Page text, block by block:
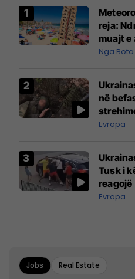
reja:
muajt e
Nga Bota
në
Evropa
Tusk i
reagojë
Evropa
Jobs Real Estate